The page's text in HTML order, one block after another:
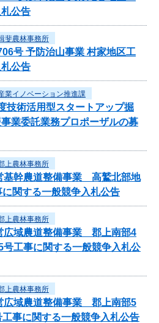
公告
斐農林事務所
号 予防治山事業 村家地区工
公告
業イノベーション推進課
技術活用型スタートアップ掘
業委託業務プロポーザルの募
上農林事務所
基幹農道整備事業 高鷲北部地
関する一般競争入札公告
上農林事務所
広域農道整備事業 郡上南部4
工事に関する一般競争入札公
上農林事務所
広域農道整備事業 郡上南部5
事に関する一般競争入札公告